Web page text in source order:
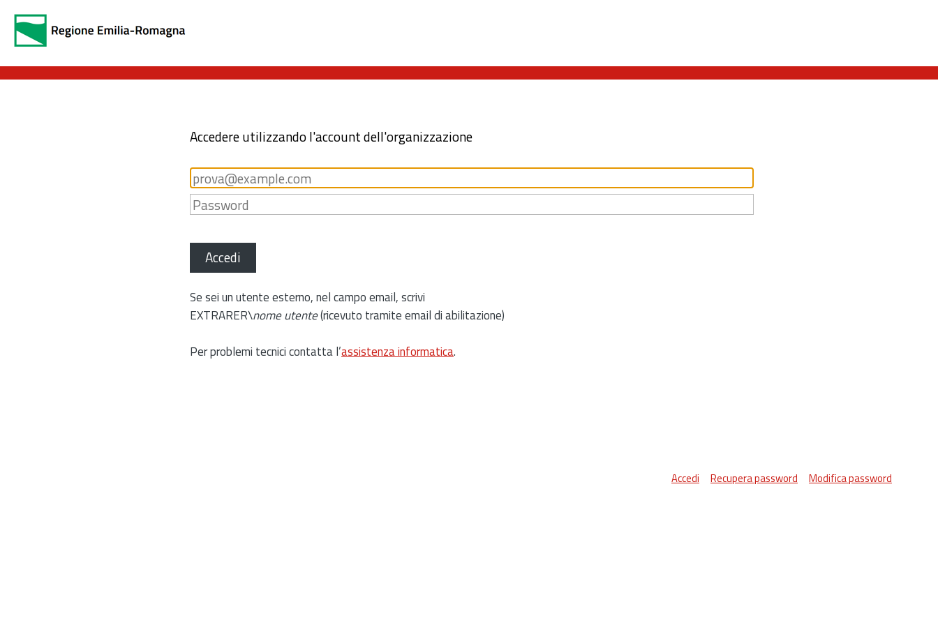
Accedere utilizzando l'account dell'organizzazione
Accedi
Se sei un utente esterno, nel campo email, scrivi
EXTRARER\nome utente(ricevuto tramite email di abilitazione)
Per problemi tecnici contatta l’assistenza informatica.
Accedi Recupera password Modifica password